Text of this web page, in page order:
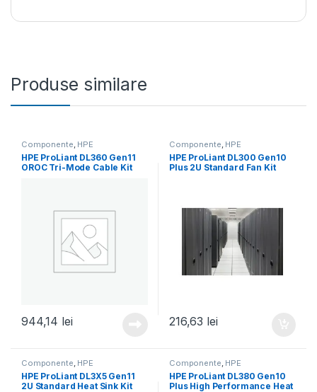
Produse similare
Componente, HPE
HPE ProLiant DL360 Gen11
OROC Tri-Mode Cable Kit
944,14 lei
Componente, HPE
HPE ProLiant DL300 Gen10
Plus 2U Standard Fan Kit
216,63 lei
Componente HPE
HPE ProLiant DL3X5 Gen11
2U Standard Heat Sink Kit
Componente HPE
HPE ProLiant DL380 Gen10
Plus High Performance Heat